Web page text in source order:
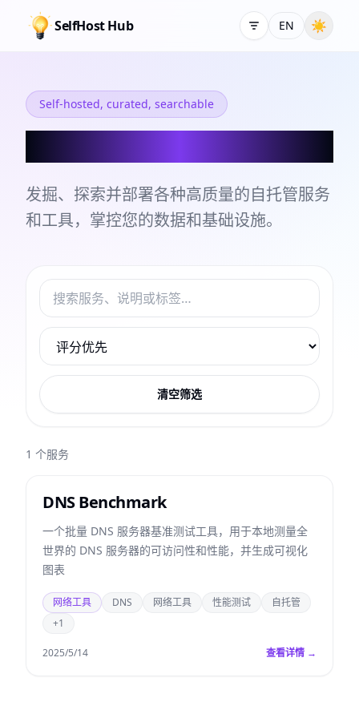
SelfHost Hub EN ☀
Self-hosted, curated, searchable
发掘、探索并部署各种高质量的自托管服务
和工具，掌控您的数据和基础设施。
清空筛选
1 个服务
DNS Benchmark
一个批量 DNS 服务器基准测试工具，用于本地测量全
世界的 DNS 服务器的可访问性和性能，并生成可视化
图表
网络工具 DNS 网络工具 性能测试
自托管
+1
2025/5/14 查看详情 →